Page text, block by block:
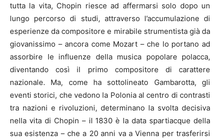
tutta la vita, Chopin riesce ad affermarsi solo dopo un
lungo percorso di studi, attraverso l’accumulazione di
esperienze da compositore e mirabile strumentista già da
giovanissimo – ancora come Mozart – che lo portano ad
assorbire le influenze della musica popolare polacca,
diventando così il primo compositore di carattere
nazionale. Ma, come ha sottolineato Gambarotta, gli
eventi storici, che vedono la Polonia al centro di contrasti
tra nazioni e rivoluzioni, determinano la svolta decisiva
nella vita di Chopin – il 1830 è la data spartiacque della
sua esistenza – che a 20 anni va a Vienna per trasferirsi